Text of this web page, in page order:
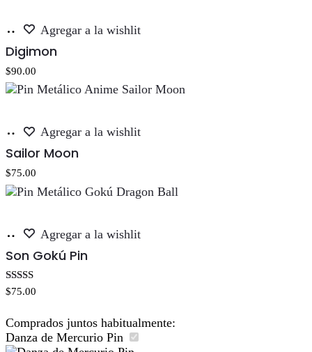
Añadir
carrito
Agregar a la wishlit
Digimon
$90.00
Añadir
carrito
Agregar a la wishlit
Sailor Moon
$75.00
Añadir
carrito
Agregar a la wishlit
Son Gokú Pin
Valorado con
$75.00
Comprados juntos habitualmente:
Danza de Mercurio Pin